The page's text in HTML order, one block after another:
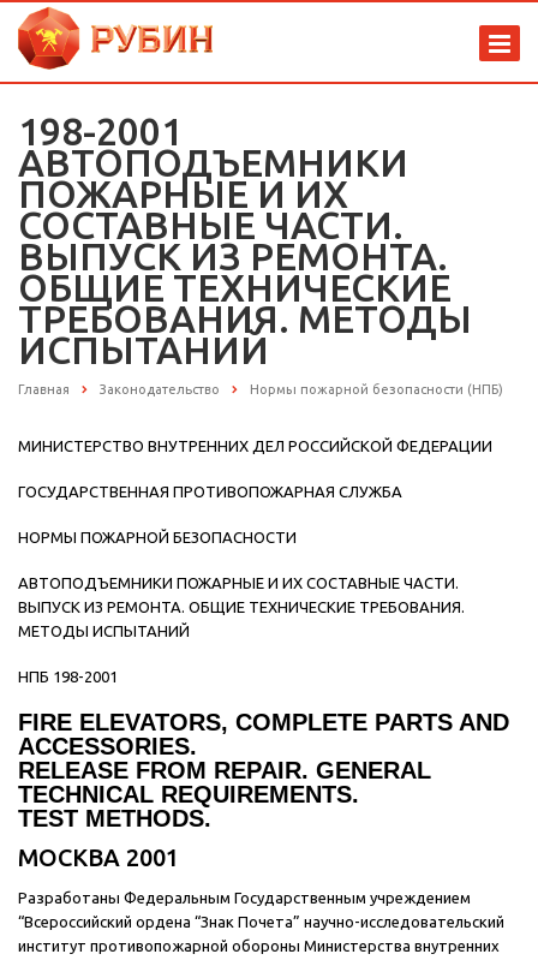
198-2001
АВТОПОДЪЕМНИКИ
ПОЖАРНЫЕ И ИХ
СОСТАВНЫЕ ЧАСТИ.
ВЫПУСК ИЗ РЕМОНТА.
ОБЩИЕ ТЕХНИЧЕСКИЕ
ТРЕБОВАНИЯ. МЕТОДЫ
ИСПЫТАНИЙ
Главная Законодательство Нормы пожарной безопасности (НПБ)
МИНИСТЕРСТВО ВНУТРЕННИХ ДЕЛ РОССИЙСКОЙ ФЕДЕРАЦИИ
ГОСУДАРСТВЕННАЯ ПРОТИВОПОЖАРНАЯ СЛУЖБА
НОРМЫ ПОЖАРНОЙ БЕЗОПАСНОСТИ
АВТОПОДЪЕМНИКИ ПОЖАРНЫЕ И ИХ СОСТАВНЫЕ ЧАСТИ.
ВЫПУСК ИЗ РЕМОНТА. ОБЩИЕ ТЕХНИЧЕСКИЕ ТРЕБОВАНИЯ.
МЕТОДЫ ИСПЫТАНИЙ
НПБ 198-2001
FIRE ELEVATORS, COMPLETE PARTS AND
ACCESSORIES.
RELEASE FROM REPAIR. GENERAL
TECHNICAL REQUIREMENTS.
TEST METHODS.
МОСКВА 2001
Разработаны Федеральным Государственным учреждением
“Всероссийский ордена “Знак Почета” научно-исследовательский
институт противопожарной обороны Министерства внутренних